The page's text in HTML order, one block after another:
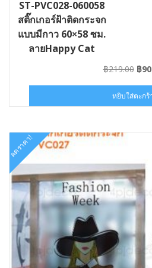
ST-PVC028-060058
สติ๊กเกอร์ฝ้าติดกระจก
แบบมีกาว 60×58 ซม.
ลายHappy Cat
฿219.00
฿
฿
หยิบใส่ตะกร้
ลดราคา!